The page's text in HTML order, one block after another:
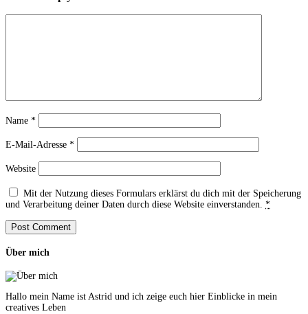
Name *
E-Mail-Adresse *
Website
Mit der Nutzung dieses Formulars erklärst du dich mit der Speicherung
und Verarbeitung deiner Daten durch diese Website einverstanden. *
Über mich
Hallo mein Name ist Astrid und ich zeige euch hier Einblicke in mein
creatives Leben